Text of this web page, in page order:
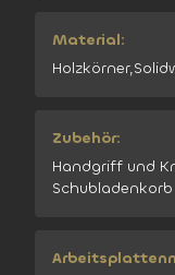
Material:
Zubehör:
Handgriff und
Schubladenkorb